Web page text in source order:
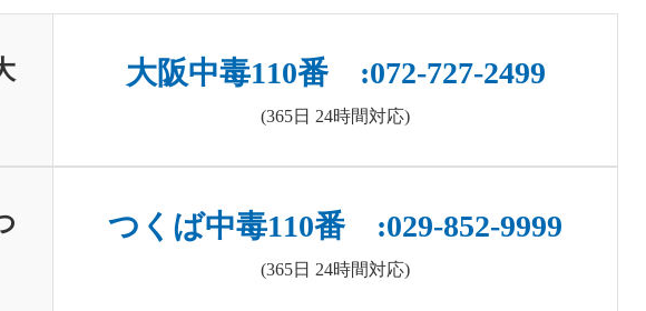
大阪中毒110番 :072-727-2499
(365日 24時間対応)
つくば中毒110番 :029-852-9999
(365日 24時間対応)